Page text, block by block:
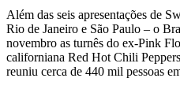
Além das seis apresentações de
Rio de Janeiro e São Paulo – o
novembro as turnês do ex-Pink
californiana Red Hot Chili
reuniu cerca de 440 mil pessoas